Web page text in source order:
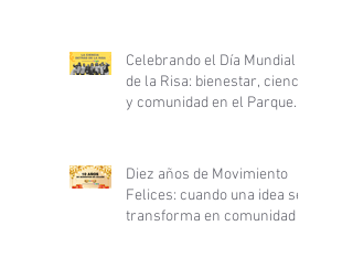
Celebrando el Día Mundial
de la Risa: bienestar, ciencia
y comunidad en el Parque
Diez años de Movimiento
Felices: cuando una idea se
transforma en comunidad